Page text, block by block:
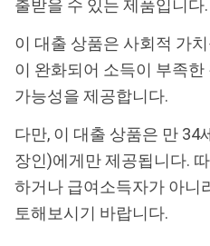
출받을 수 있는 제품입니다.
이 대출 상품은 사회적 가
이 완화되어 소득이 부족
가능성을 제공합니다.
다만, 이 대출 상품은 만 34
장인)에게만 제공됩니다.
하거나 급여소득자가 아니
토해보시기 바랍니다.